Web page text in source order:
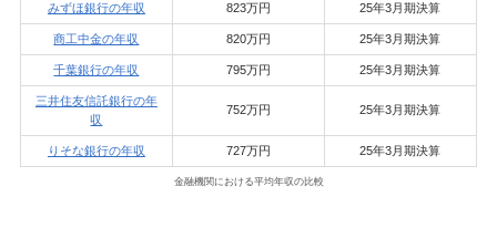
みずほ銀行の年収 823万円 25年3月期決算
商工中金の年収 820万円 25年3月期決算
千葉銀行の年収 795万円 25年3月期決算
三井住友信託銀行の年
収
752万円 25年3月期決算
りそな銀行の年収 727万円 25年3月期決算
金融機関における平均年収の比較